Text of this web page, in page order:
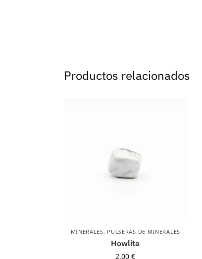
Productos relacionados
MINERALES, PULSERAS DE MINERALES
Howlita
2,00€